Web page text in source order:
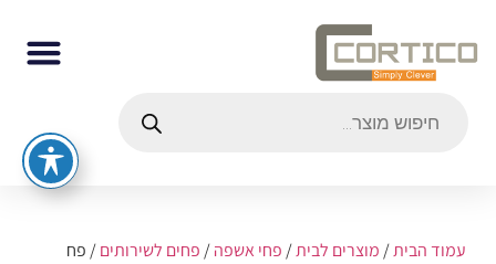
עמוד הבית/מוצרים לבית/פחי אשפה/פחים לשירותים/ פח